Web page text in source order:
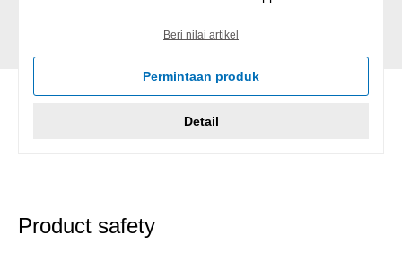
Beri nilai artikel
Permintaan produk
Detail
Product safety